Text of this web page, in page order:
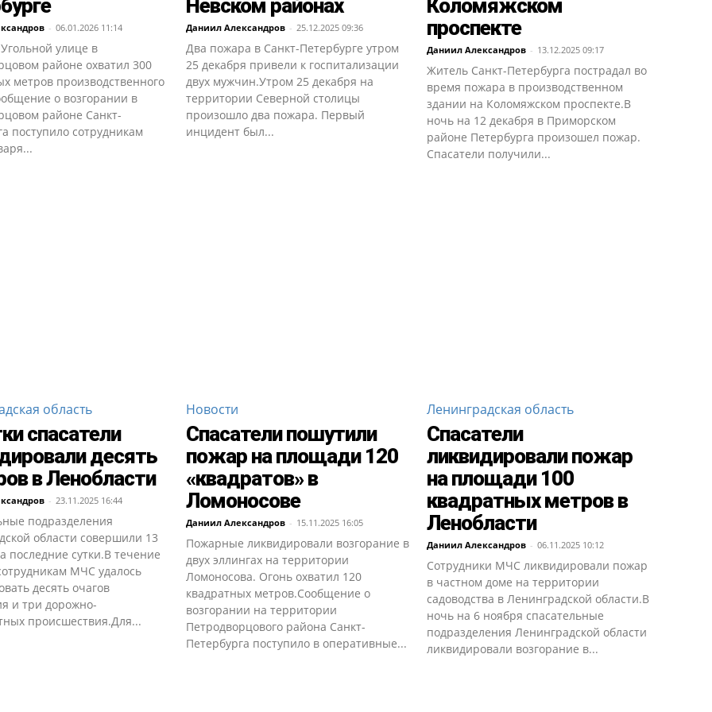
- 06.01.2026 11:14
улице в
районе охватил 300
метров производственного
о возгорании в
районе Санкт-
поступило сотрудникам
Невском районах
Даниил Александров - 25.12.2025 09:36
Два пожара в Санкт-Петербурге утром
25 декабря привели к госпитализации
двух мужчин.Утром 25 декабря на
территории Северной столицы
произошло два пожара. Первый
инцидент был...
Коломяжском
проспекте
Даниил Александров - 13.12.2025 09:17
Житель Санкт-Петербурга пострадал во
время пожара в производственном
здании на Коломяжском проспекте.В
ночь на 12 декабря в Приморском
районе Петербурга произошел пожар.
Спасатели получили...
область
спасатели
десять
в Ленобласти
- 23.11.2025 16:44
подразделения
области совершили 13
последние сутки.В течение
МЧС удалось
десять очагов
и три дорожно-
происшествия.Для...
Новости
Спасатели пошутили
пожар на площади 120
«квадратов» в
Ломоносове
Даниил Александров - 15.11.2025 16:05
Пожарные ликвидировали возгорание в
двух эллингах на территории
Ломоносова. Огонь охватил 120
квадратных метров.Сообщение о
возгорании на территории
Петродворцового района Санкт-
Петербурга поступило в оперативные...
Ленинградская область
Спасатели
ликвидировали пожар
на площади 100
квадратных метров в
Ленобласти
Даниил Александров - 06.11.2025 10:12
Сотрудники МЧС ликвидировали пожар
в частном доме на территории
садоводства в Ленинградской области.В
ночь на 6 ноября спасательные
подразделения Ленинградской области
ликвидировали возгорание в...